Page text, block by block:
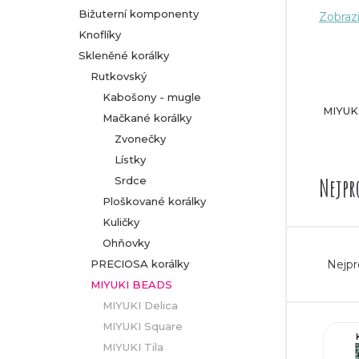
r
a
n
Bižuterní komponenty
Knoflíky
Skleněné korálky
Rutkovský
Kabošony - mugle
Mačkané korálky
Zvonečky
Lístky
Srdce
Ploškované korálky
Kuličky
Ohňovky
PRECIOSA korálky
MIYUKI BEADS
MIYUKI Delica
MIYUKI Square
MIYUKI Tila
si z